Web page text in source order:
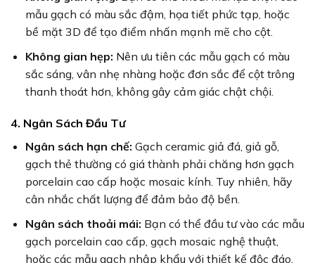
mẫu gạch có màu sắc đậm, họa tiết phức tạp, hoặc
bề mặt 3D để tạo điểm nhấn mạnh mẽ cho cột.
Không gian hẹp: Nên ưu tiên các mẫu gạch có màu
sắc sáng, vân nhẹ nhàng hoặc đơn sắc để cột trông
thanh thoát hơn, không gây cảm giác chật chội.
4. Ngân Sách Đầu Tư
Ngân sách hạn chế: Gạch ceramic giả đá, giả gỗ,
gạch thẻ thường có giá thành phải chăng hơn gạch
porcelain cao cấp hoặc mosaic kính. Tuy nhiên, hãy
cân nhắc chất lượng để đảm bảo độ bền.
Ngân sách thoải mái: Bạn có thể đầu tư vào các mẫu
gạch porcelain cao cấp, gạch mosaic nghệ thuật,
hoặc các mẫu gạch nhập khẩu với thiết kế độc đáo,